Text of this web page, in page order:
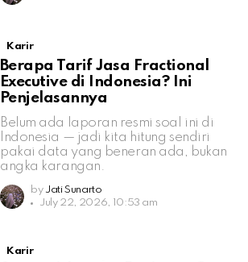
Karir
Berapa Tarif Jasa Fractional
Executive di Indonesia? Ini
Penjelasannya
Belum ada laporan resmi soal ini di
Indonesia — jadi kita hitung sendiri
pakai data yang beneran ada, bukan
angka karangan.
by Jati Sunarto
July 22, 2026, 10:53 am
Karir